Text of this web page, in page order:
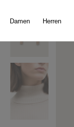
Damen Herren